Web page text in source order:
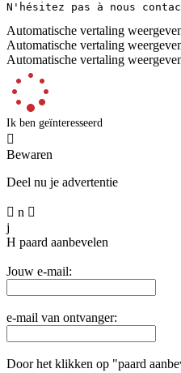
N'hésitez pas à nous
Automatische vertaling
Automatische vertaling
Automatische vertaling
Ik ben geïnteresseerd

Bewaren
Deel nu je advertentie
 n 
j
H paard aanbevelen
Jouw e-mail:
e-mail van ontvanger:
Door het klikken op "paard